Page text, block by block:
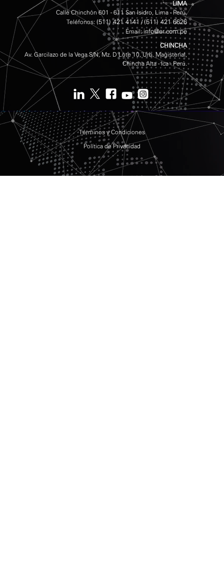
LIMA
Calle Chinchón 601 - 611 San Isidro, Lima - Perú.
Teléfonos: (511) 421 4141 /(511) 421 6626
Email:info@er.com.pe
CHINCHA
Av. Garcilazo de la Vega S/N, Mz. D Lote 10, Urb. Magisterial,
Chincha Alta - Ica - Perú.
Términos y Condiciones
Política de Privacidad